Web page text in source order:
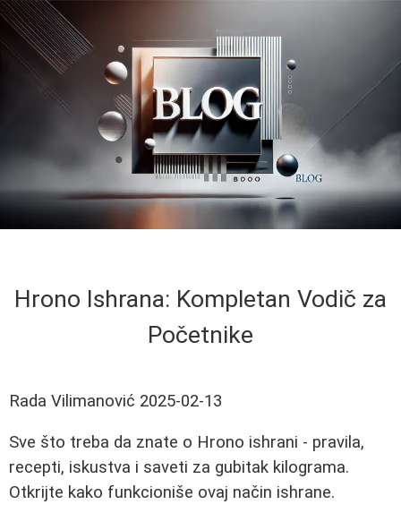
Hrono Ishrana: Kompletan Vodič za
Početnike
Rada Vilimanović 2025-02-13
Sve što treba da znate o Hrono ishrani - pravila,
recepti, iskustva i saveti za gubitak kilograma.
Otkrijte kako funkcioniše ovaj način ishrane.